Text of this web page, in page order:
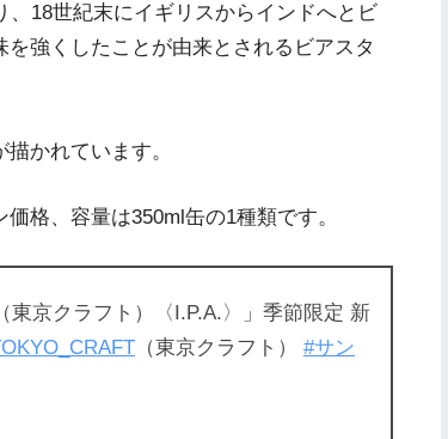
、18世紀末にイギリスからインドへとビ
強くしたことが由来とされるビアスタ
かれています。
格、容量は350ml缶の1種類です。
東京クラフト）〈I.P.A.〉」季節限定 新
（東京クラフト） #サン